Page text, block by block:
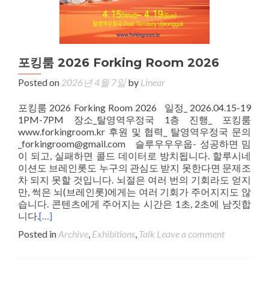
포킹룸 2026 Forking Room 2026
Posted on 2026년 4월 7일by Linear
포킹룸 2026 Forking Room 2026 일정_ 2026.04.15-19
1PM-7PM 장소_탈영역우정국 1층 진행_ 포킹룸
www.forkingroom.kr 후원 및 협력_ 탈영역우정국 문의
_forkingroom@gmail.com 슬루우우우웁- 성공하면 밈
이 되고, 실패하면 콜드 데이터로 방치됩니다. 할루시네
이션도 브레인롯도 누구의 관심도 받지 못한다면 문제조
차 되지 못할 것입니다. 뇌절은 여러 번의 기회라도 얻지
만, 썩은 뇌(브레인롯)에게는 여러 기회가 주어지지도 않
습니다. 콘텐츠에게 주어지는 시간은 1초, 2초에 남짓합
니다.[…]
Posted inArchive, Exhibitions, Talk Leave a comment